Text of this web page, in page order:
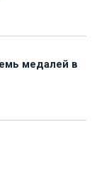
медалей в